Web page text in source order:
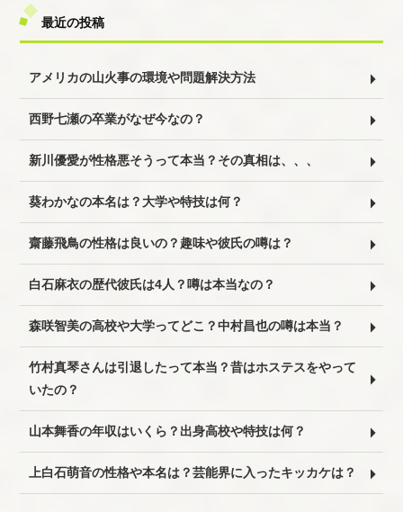
最近の投稿
アメリカの山火事の環境や問題解決方法
西野七瀬の卒業がなぜ今なの？
新川優愛が性格悪そうって本当？その真相は、、、
葵わかなの本名は？大学や特技は何？
齋藤飛鳥の性格は良いの？趣味や彼氏の噂は？
白石麻衣の歴代彼氏は4人？噂は本当なの？
森咲智美の高校や大学ってどこ？中村昌也の噂は本当？
竹村真琴さんは引退したって本当？昔はホステスをやって
いたの？
山本舞香の年収はいくら？出身高校や特技は何？
上白石萌音の性格や本名は？芸能界に入ったキッカケは？